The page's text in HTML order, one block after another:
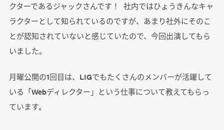
クターであるジャックさんです！ 社内ではひょうきんなキャ
ラクターとして知られているのですが、あまり社外にそのこ
とが認知されていないと感じていたので、今回出演してもら
いました。
月曜公開の1回目は、LIGでもたくさんのメンバーが活躍して
いる「Webディレクター」という仕事について教えてもらっ
ています。